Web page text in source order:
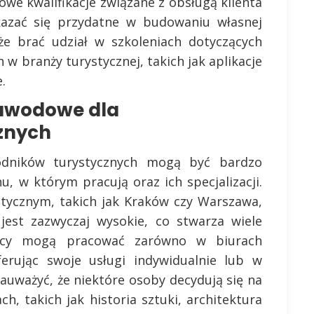
się przydatne w budowaniu własnej
brać udział w szkoleniach dotyczących
branży turystycznej, takich jak aplikacje
dla
turystycznych mogą być bardzo
w którym pracują oraz ich specjalizacji.
takich jak Kraków czy Warszawa,
zazwyczaj wysokie, co stwarza wiele
mogą pracować zarówno w biurach
swoje usługi indywidualnie lub w
że niektóre osoby decydują się na
takich jak historia sztuki, architektura